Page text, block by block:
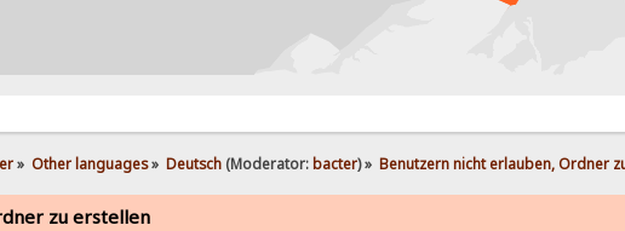
» Other languages» Deutsch(Moderator: bacter) » Benutzern nicht erlauben, Ordner
zu erstellen